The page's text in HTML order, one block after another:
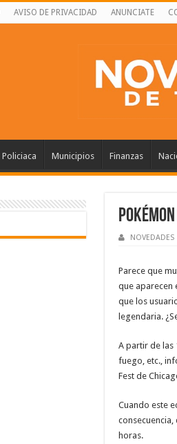
AVISO DE PRIVACIDAD ANUNCIATE
Policiaca Municipios Finanzas
NOVEDADES
Parece que
que aparecen
que los
legendaria.
A partir de las
fuego, etc.,
Fest de
Cuando este
horas.